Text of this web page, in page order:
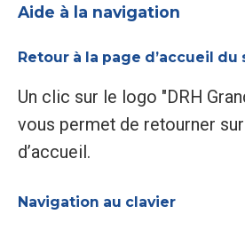
Aide à la navigation
Retour à la page d’accueil du
Un clic sur le logo "DRH
vous permet de retourner
d’accueil.
Navigation au clavier